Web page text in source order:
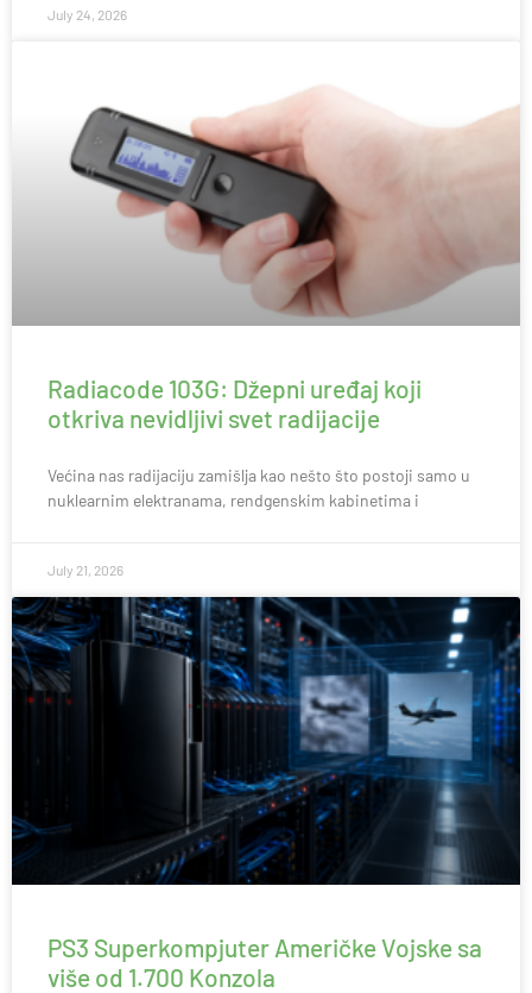
July 24, 2026
Radiacode 103G: Džepni uređaj koji
otkriva nevidljivi svet radijacije
Većina nas radijaciju zamišlja kao nešto što postoji samo u
nuklearnim elektranama, rendgenskim kabinetima i
July 21, 2026
PS3 Superkompjuter Američke Vojske sa
više od 1.700 Konzola